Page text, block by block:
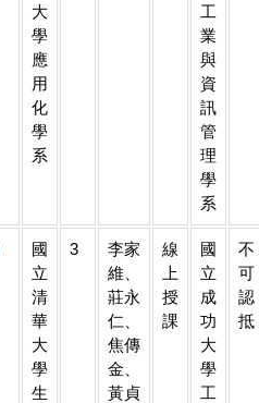
大
學
應
用
化
學
系
工
業
與
資
訊
管
理
學
系
國
立
清
華
大
學
生
3
李家
維、
莊永
仁、
焦傳
金、
黃貞
線
上
授
課
國
立
成
功
大
學
工
不
可
認
抵